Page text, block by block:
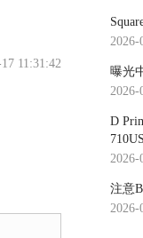
11:31:42
2026-
曝光
2026-
D
2026-
注意
2026-